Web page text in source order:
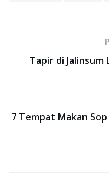
Tapir di
7 Tempat Makan